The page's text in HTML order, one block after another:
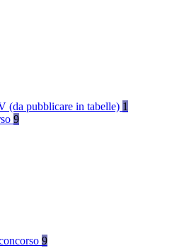
(da pubblicare in tabelle) 1
9
9